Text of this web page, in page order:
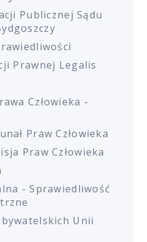
Publicznej Sądu
Prawnej Legalis
Człowieka -
Praw Człowieka
Praw Człowieka
- Sprawiedliwość
Unii